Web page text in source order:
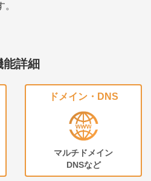
能詳細
ドメイン・DNS
マルチドメイン
DNSなど